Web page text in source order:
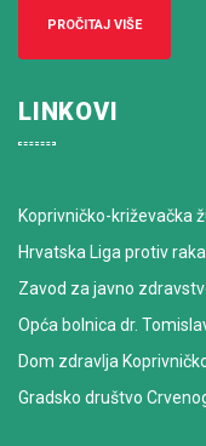
PROČITAJ VIŠE
LINKOVI
Koprivničko-križevačka
Hrvatska Liga protiv raka
Zavod za javno
Opća bolnica dr.
Dom zdravlja
Gradsko društvo